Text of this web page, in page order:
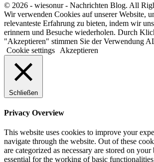
© 2026 - wiesonur - Nachrichten Blog. All
Wir verwenden Cookies auf unserer Website,
relevanteste Erfahrung zu bieten, indem wir
erinnern und Besuche wiederholen. Durch
"Akzeptieren" stimmen Sie der Verwendung
Cookie settings
Akzeptieren
Schließen
Privacy Overview
This website uses cookies to improve your
navigate through the website. Out of these
are categorized as necessary are stored on
essential for the working of basic